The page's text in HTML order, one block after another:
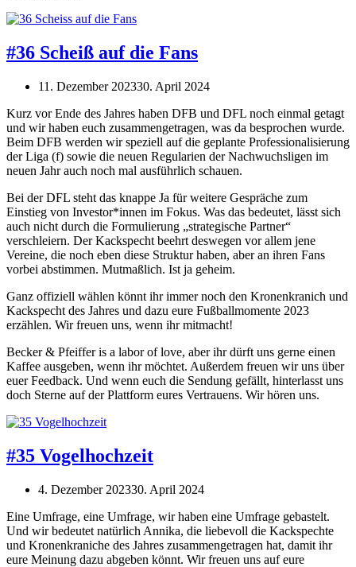
#36 Scheiß auf die Fans
11. Dezember 202330. April 2024
Kurz vor Ende des Jahres haben DFB und DFL noch einmal getagt
und wir haben euch zusammengetragen, was da besprochen wurde.
Beim DFB werden wir speziell auf die geplante Professionalisierung
der Liga (f) sowie die neuen Regularien der Nachwuchsligen im
neuen Jahr auch noch mal ausführlich schauen.
Bei der DFL steht das knappe Ja für weitere Gespräche zum
Einstieg von Investor*innen im Fokus. Was das bedeutet, lässt sich
auch nicht durch die Formulierung „strategische Partner“
verschleiern. Der Kackspecht beehrt deswegen vor allem jene
Vereine, die noch eben diese Struktur haben, aber an ihren Fans
vorbei abstimmen. Mutmaßlich. Ist ja geheim.
Ganz offiziell wählen könnt ihr immer noch den Kronenkranich und
Kackspecht des Jahres und dazu eure Fußballmomente 2023
erzählen. Wir freuen uns, wenn ihr mitmacht!
Becker & Pfeiffer is a labor of love, aber ihr dürft uns gerne einen
Kaffee ausgeben, wenn ihr möchtet. Außerdem freuen wir uns über
euer Feedback. Und wenn euch die Sendung gefällt, hinterlasst uns
doch Sterne auf der Plattform eures Vertrauens. Wir hören uns.
#35 Vogelhochzeit
4. Dezember 202330. April 2024
Eine Umfrage, eine Umfrage, wir haben eine Umfrage gebastelt.
Und wir bedeutet natürlich Annika, die liebevoll die Kackspechte
und Kronenkraniche des Jahres zusammengetragen hat, damit ihr
eure Meinung dazu abgeben könnt. Wir freuen uns auf eure